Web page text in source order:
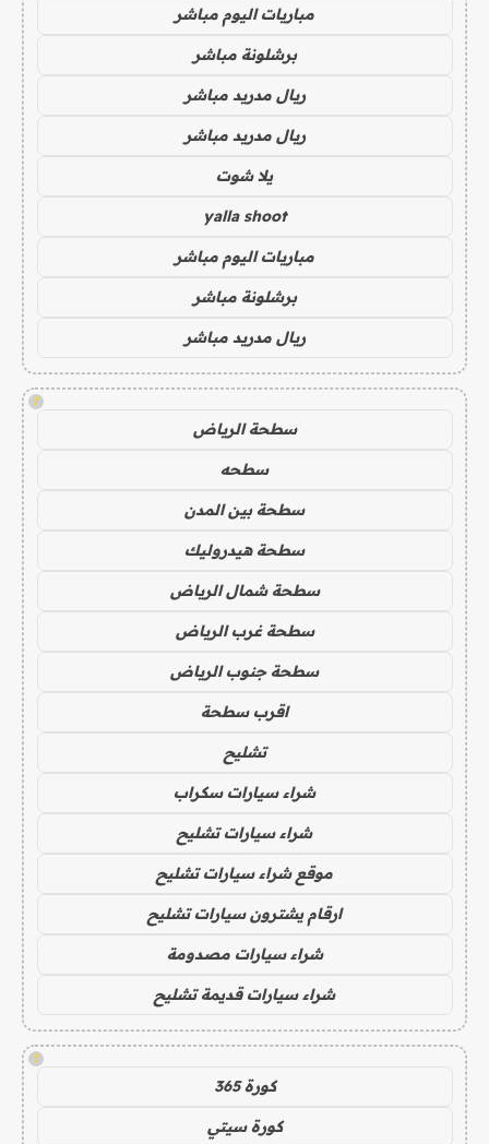
مباريات اليوم مباشر
برشلونة مباشر
ريال مدريد مباشر
ريال مدريد مباشر
يلا شوت
yalla shoot
مباريات اليوم مباشر
برشلونة مباشر
ريال مدريد مباشر
!
سطحة الرياض
سطحه
سطحة بين المدن
سطحة هيدروليك
سطحة شمال الرياض
سطحة غرب الرياض
سطحة جنوب الرياض
اقرب سطحة
تشليح
شراء سيارات سكراب
شراء سيارات تشليح
موقع شراء سيارات تشليح
ارقام يشترون سيارات تشليح
شراء سيارات مصدومة
شراء سيارات قديمة تشليح
!
كورة 365
كورة سيتي